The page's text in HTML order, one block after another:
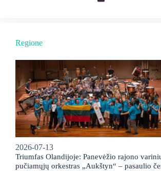
Regione
2026-07-13
Triumfas Olandijoje: Panevėžio rajono
pučiamųjų orkestras „Aukštyn“ – pasaulio